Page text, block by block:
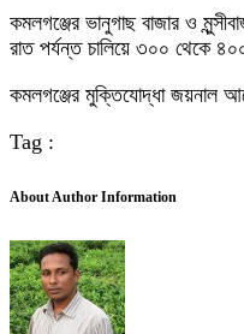
কমলগঞ্জের ভানুগাছ বাজার ও
রাত পর্যন্ত চালিয়ে ৩০০ থেকে
কমলগঞ্জের মুক্তিযোদ্ধা জয়নাল
Tag :
About Author Information